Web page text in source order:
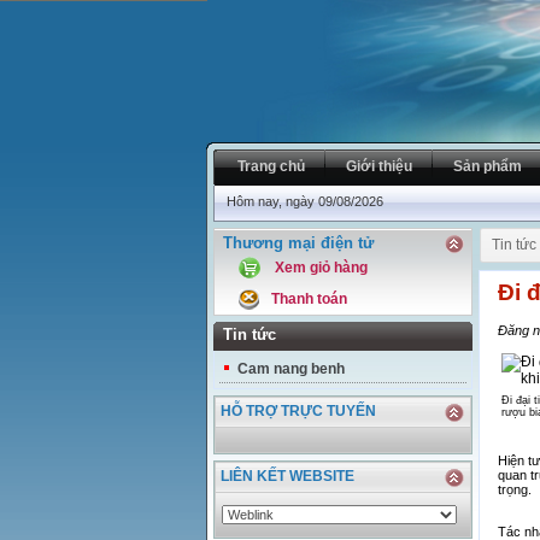
Trang chủ Giới thiệu Sản phẩm
Hôm nay, ngày 09/08/2026
Thương mại điện tử
Xem giỏ hàng
Thanh toán
Tin tức
Cam nang benh
HỖ TRỢ TRỰC TUYẾN
LIÊN KẾT WEBSITE
Tin tức
Đi
Đăng
Đi đại
rượu
Hiện
quan
trọng.
Tác